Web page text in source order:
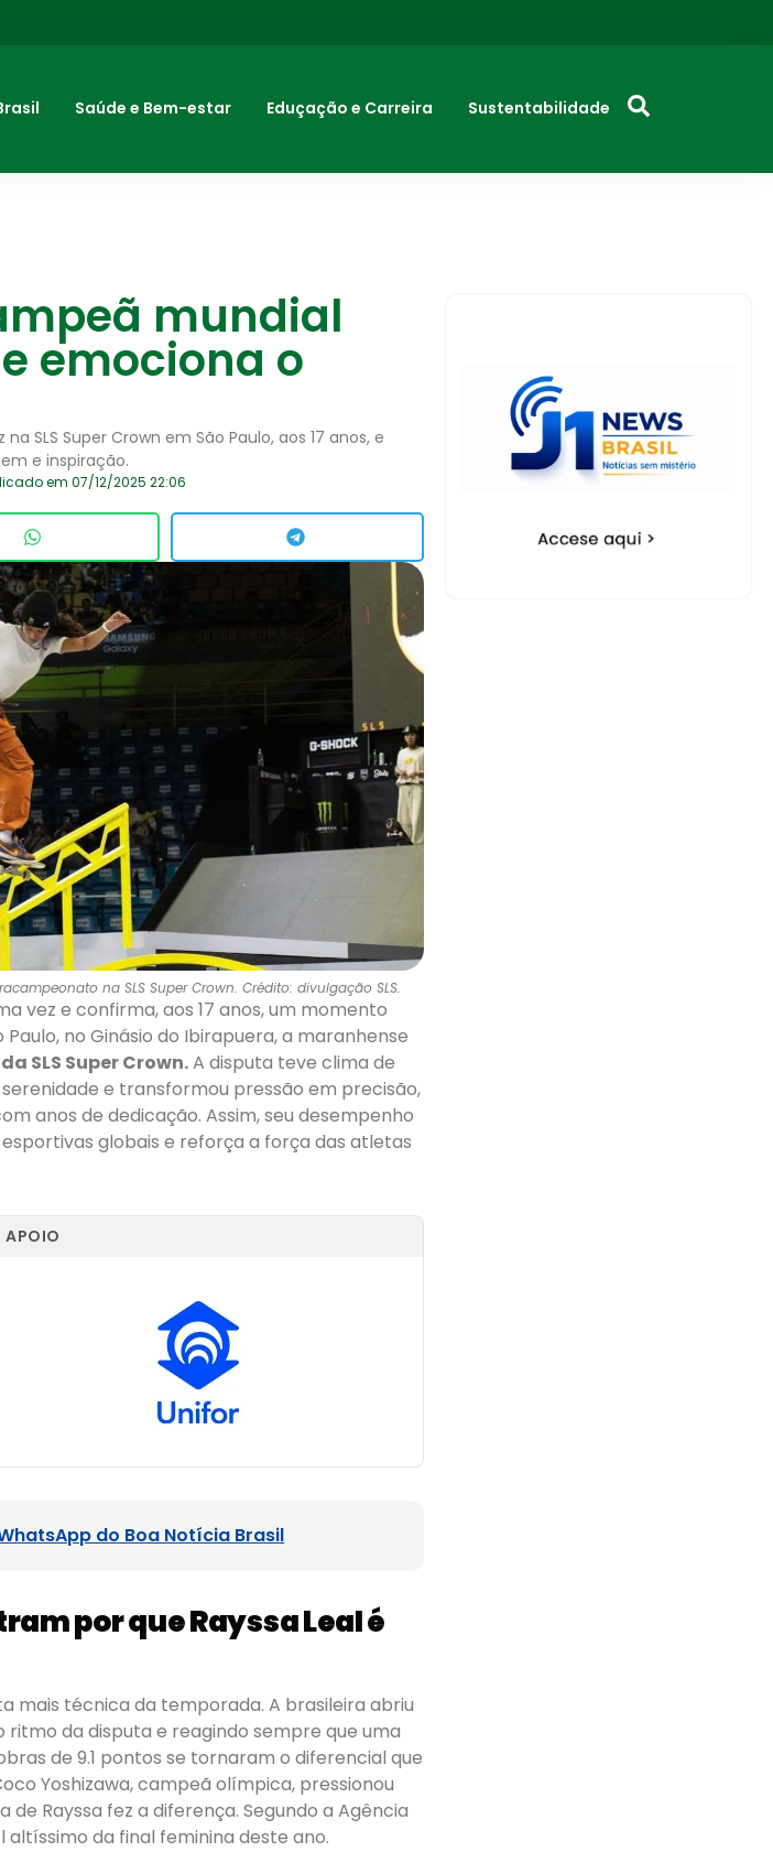
Saúde e Bem-estar Eduçação e Carreira Sustentabilidade
mundial
emociona o
SLS Super Crown em São Paulo, aos 17 anos, e
e inspiração.
em 07/12/2025 22:06
na SLS Super Crown. Crédito: divulgação SLS.
vez e confirma, aos 17 anos, um momento
no Ginásio do Ibirapuera, a maranhense
SLS Super Crown.A disputa teve clima de
e transformou pressão em precisão,
anos de dedicação. Assim, seu desempenho
globais e reforça a força das atletas
APOIO
do Boa Notícia Brasil
por que Rayssa Leal é
técnica da temporada. A brasileira abriu
da disputa e reagindo sempre que uma
de 9.1 pontos se tornaram o diferencial que
Yoshizawa, campeã olímpica, pressionou
Rayssa fez a diferença. Segundo a Agência
altíssimo da final feminina deste ano.